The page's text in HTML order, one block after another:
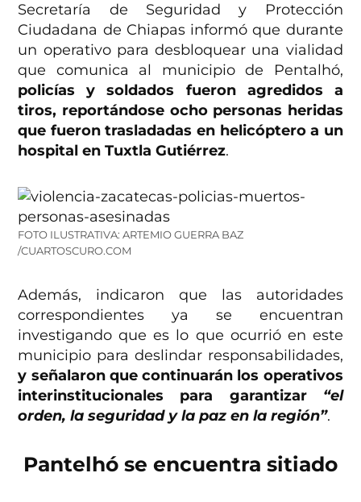
Secretaría de Seguridad y Protección
Ciudadana de Chiapas informó que durante
un operativo para desbloquear una vialidad
que comunica al municipio de Pentalhó,
policías y soldados fueron agredidos a
tiros, reportándose ocho personas heridas
que fueron trasladadas en helicóptero a un
hospital en Tuxtla Gutiérrez.
FOTO ILUSTRATIVA: ARTEMIO GUERRA BAZ
/CUARTOSCURO.COM
Además, indicaron que las autoridades
correspondientes ya se encuentran
investigando que es lo que ocurrió en este
municipio para deslindar responsabilidades,
y señalaron que continuarán los operativos
interinstitucionales para garantizar “el
orden, la seguridad y la paz en la región”.
Pantelhó se encuentra sitiado